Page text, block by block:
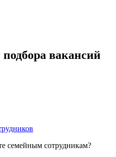
вакансий
семейным сотрудникам?